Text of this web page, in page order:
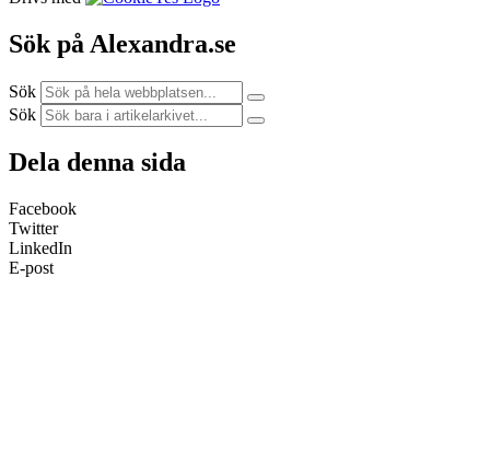
Sök på Alexandra.se
Sök
Sök
Dela denna sida
Facebook
Twitter
LinkedIn
E-post